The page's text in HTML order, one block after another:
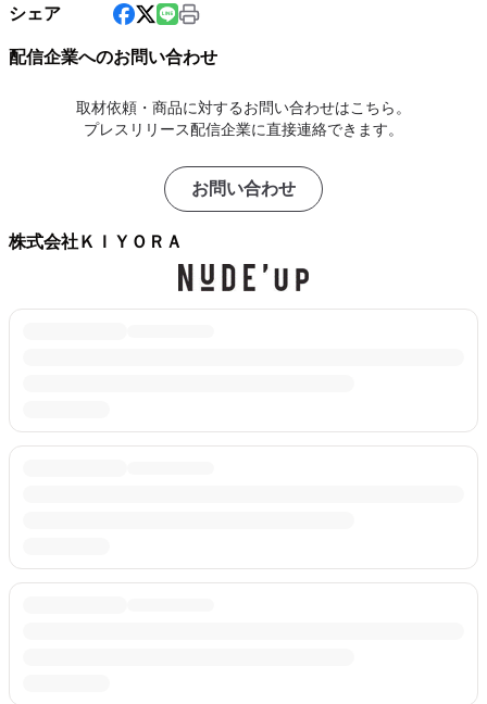
シェア
配信企業へのお問い合わせ
取材依頼・商品に対するお問い合わせはこちら。
プレスリリース配信企業に直接連絡できます。
お問い合わせ
株式会社ＫＩＹＯＲＡ